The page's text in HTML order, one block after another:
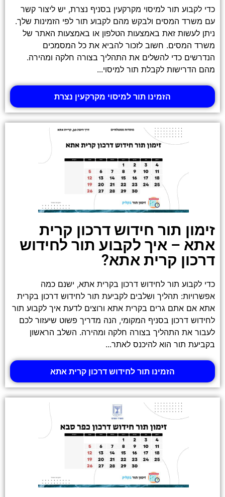
כדי לקבוע תור למיסוי מקרקעין בסניף נצרת, יש ליצור קשר
עם משרד המסים ולבקש מהם לקבוע תור לפי הזמינות שלך.
ניתן לעשות זאת באמצעות הטלפון או באמצעות האתר של
משרד המסים. חשוב לזכור להביא את כל המסמכים
הנדרשים כדי להשלים את התהליך בצורה חלקה ומהירה.
מהם הדרישות לקבלת תור למיסוי...
הזמינו תור למיסוי מקרקעין נצרת
זימון תור חידוש דרכון קרית
אתא – איך לקבוע תור לחידוש
דרכון קרית אתא?
כדי לקבוע תור לחידוש דרכון בקרית אתא, ישנם כמה
אפשרויות: תהליך ושלבים לקביעת תור לחידוש דרכון בקרית
אתא אם אתם גרים בקרית אתא ורוצים לדעת איך לקבוע תור
לחידוש דרכון בסניף המקומי, הנה מדריך פשוט שיעזור לכם
לעבור את התהליך בצורה חלקה ומהירה. השלב הראשון
בקביעת תור הוא להיכנס לאתר...
הזמינו תור לחידוש דרכון קרית אתא